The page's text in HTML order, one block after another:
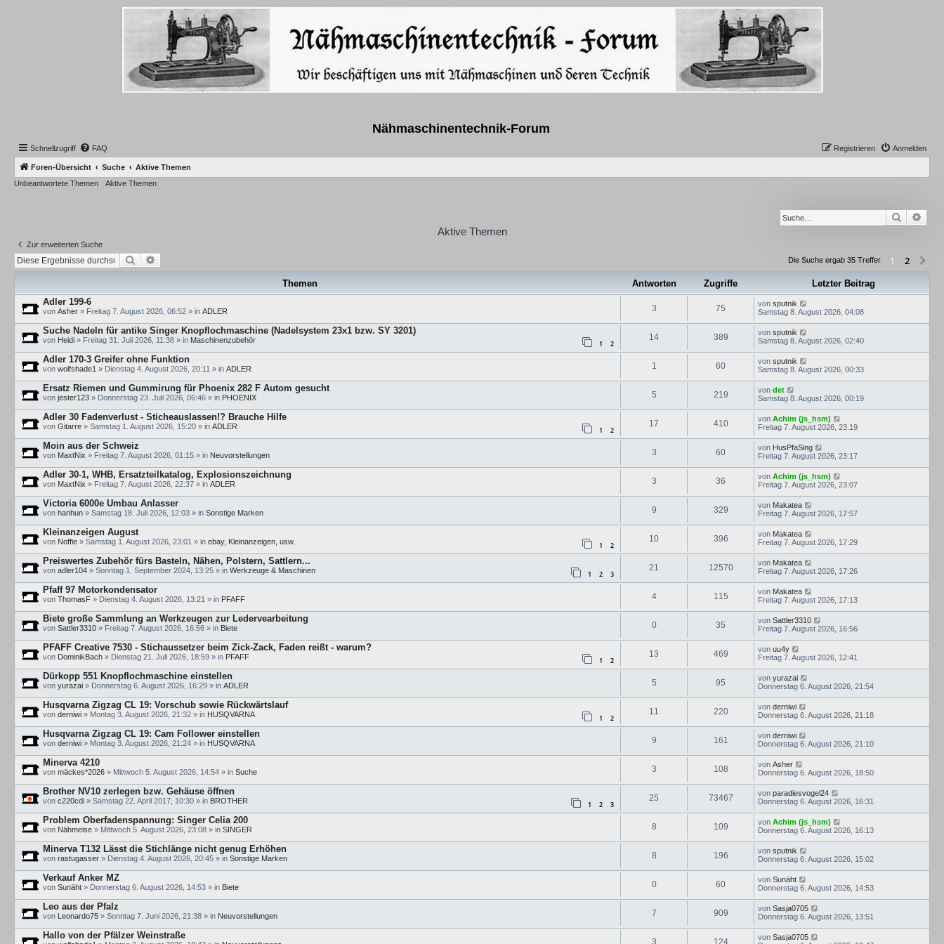
Nähmaschinentechnik-Forum
Schnellzugriff FAQ Anmelden
Registrieren
Foren-Übersicht Suche
Aktive Themen
Unbeantwortete Themen
Aktive Themen
Suche
Aktive Themen
Zur erweiterten Suche
Suche Die Suche ergab 35 Treffer 1 2
Themen Antworten Zugriffe
Letzter Beitrag
Adler 199-6
von Asher » Freitag 7. August 2026, 06:52 » in ADLER 3 75 von sputnik
Samstag 8. August 2026, 04:08
Suche Nadeln für antike Singer Knopflochmaschine (Nadelsystem 23x1 bzw. SY 3201)
von Heidi » Freitag 31. Juli 2026, 11:38 » in Maschinenzubehör 1 2
14 389 von sputnik
Samstag 8. August 2026, 02:40
Adler 170-3 Greifer ohne Funktion
von wolfshade1 » Dienstag 4. August 2026, 20:11 » in ADLER 1 60 von sputnik
Samstag 8. August 2026, 00:33
Ersatz Riemen und Gummirung für Phoenix 282 F Autom gesucht
von jester123 » Donnerstag 23. Juli 2026, 06:46 » in PHOENIX 5 219 von det
Samstag 8. August 2026, 00:19
Adler 30 Fadenverlust - Sticheauslassen!? Brauche Hilfe
von Gitarre » Samstag 1. August 2026, 15:20 » in ADLER 1 2
17 410 von Achim (js_hsm)
Freitag 7. August 2026, 23:19
Moin aus der Schweiz
von MaxtNix » Freitag 7. August 2026, 01:15 » in Neuvorstellungen 3 60 von HusPfaSing
Freitag 7. August 2026, 23:17
Adler 30-1, WHB, Ersatzteilkatalog, Explosionszeichnung
von MaxtNix » Freitag 7. August 2026, 22:37 » in ADLER 3 36 von Achim (js_hsm)
Freitag 7. August 2026, 23:07
Victoria 6000e Umbau Anlasser
von hanhun » Samstag 18. Juli 2026, 12:03 » in Sonstige Marken 9 329 von Makatea
Freitag 7. August 2026, 17:57
Kleinanzeigen August
von Noffie » Samstag 1. August 2026, 23:01 » in ebay, Kleinanzeigen, usw. 1 2
10 396 von Makatea
Freitag 7. August 2026, 17:29
Preiswertes Zubehör fürs Basteln, Nähen, Polstern, Sattlern...
von adler104 » Sonntag 1. September 2024, 13:25 » in Werkzeuge & Maschinen 1 2 3
21 12570 von Makatea
Freitag 7. August 2026, 17:26
Pfaff 97 Motorkondensator
von ThomasF » Dienstag 4. August 2026, 13:21 » in PFAFF 4 115 von Makatea
Freitag 7. August 2026, 17:13
Biete große Sammlung an Werkzeugen zur Ledervearbeitung
von Sattler3310 » Freitag 7. August 2026, 16:56 » in Biete 0 35 von Sattler3310
Freitag 7. August 2026, 16:56
PFAFF Creative 7530 - Stichaussetzer beim Zick-Zack, Faden reißt - warum?
von DominikBach » Dienstag 21. Juli 2026, 18:59 » in PFAFF 1 2
13 469 von uu4y
Freitag 7. August 2026, 12:41
Dürkopp 551 Knopflochmaschine einstellen
von yurazai » Donnerstag 6. August 2026, 16:29 » in ADLER 5 95 von yurazai
Donnerstag 6. August 2026, 21:54
Husqvarna Zigzag CL 19: Vorschub sowie Rückwärtslauf
von derniwi » Montag 3. August 2026, 21:32 » in HUSQVARNA 1 2
11 220 von derniwi
Donnerstag 6. August 2026, 21:18
Husqvarna Zigzag CL 19: Cam Follower einstellen
von derniwi » Montag 3. August 2026, 21:24 » in HUSQVARNA 9 161 von derniwi
Donnerstag 6. August 2026, 21:10
Minerva 4210
von mäckes*2026 » Mittwoch 5. August 2026, 14:54 » in Suche 3 108 von Asher
Donnerstag 6. August 2026, 18:50
Brother NV10 zerlegen bzw. Gehäuse öffnen
von c220cdi » Samstag 22. April 2017, 10:30 » in BROTHER 1 2 3
25 73467 von paradiesvogel24
Donnerstag 6. August 2026, 16:31
Problem Oberfadenspannung: Singer Celia 200
von Nähmeise » Mittwoch 5. August 2026, 23:08 » in SINGER 8 109 von Achim (js_hsm)
Donnerstag 6. August 2026, 16:13
Minerva T132 Lässt die Stichlänge nicht genug Erhöhen
von rastugasser » Dienstag 4. August 2026, 20:45 » in Sonstige Marken 8 196 von sputnik
Donnerstag 6. August 2026, 15:02
Verkauf Anker MZ
von Sunäht » Donnerstag 6. August 2026, 14:53 » in Biete 0 60 von Sunäht
Donnerstag 6. August 2026, 14:53
Leo aus der Pfalz
von Leonardo75 » Sonntag 7. Juni 2026, 21:38 » in Neuvorstellungen 7 909 von Sasja0705
Donnerstag 6. August 2026, 13:51
Hallo von der Pfälzer Weinstraße
3 124 von Sasja0705